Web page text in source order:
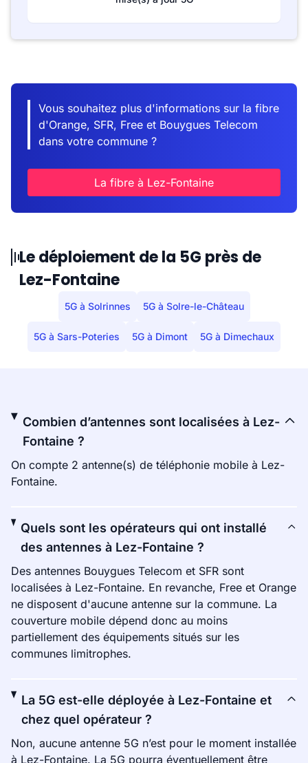
Vous souhaitez plus d'informations sur la fibre
d'Orange, SFR, Free et Bouygues Telecom
dans votre commune ?
La fibre à Lez-Fontaine
Le déploiement de la 5G près de
Lez-Fontaine
5G à Solrinnes 5G à Solre-le-Château
5G à Sars-Poteries 5G à Dimont 5G à Dimechaux
Combien d’antennes sont localisées à Lez-
Fontaine ?
On compte 2 antenne(s) de téléphonie mobile à Lez-
Fontaine.
Quels sont les opérateurs qui ont installé
des antennes à Lez-Fontaine ?
Des antennes Bouygues Telecom et SFR sont
localisées à Lez-Fontaine. En revanche, Free et Orange
ne disposent d'aucune antenne sur la commune. La
couverture mobile dépend donc au moins
partiellement des équipements situés sur les
communes limitrophes.
La 5G est-elle déployée à Lez-Fontaine et
chez quel opérateur ?
Non, aucune antenne 5G n’est pour le moment installée
à Lez-Fontaine. La 5G pourra éventuellement être